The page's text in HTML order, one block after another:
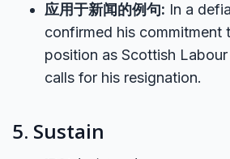
应用于新闻的例句: In a
confirmed his commitment
position as Scottish
calls for his resignation.
5. Sustain